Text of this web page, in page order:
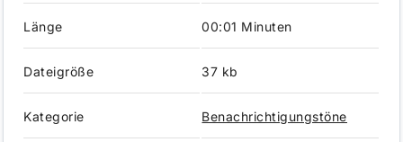
Länge 00:01 Minuten
Dateigröße 37 kb
Kategorie Benachrichtigungstöne